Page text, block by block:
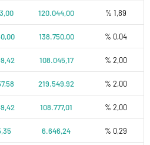
120.044,00
% 1,89
138.750,00
% 0,04
108.045,17 % 2,00
219.549,92 % 2,00
108.777,01 % 2,00
6.646,24 % 0,29